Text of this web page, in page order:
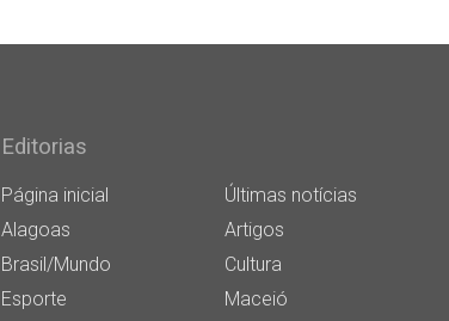
Editorias
Página inicial
Últimas notícias
Alagoas
Artigos
Brasil/Mundo
Cultura
Esporte
Maceió